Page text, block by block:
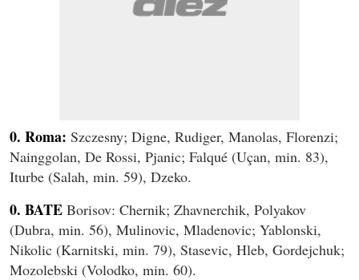
0. Roma: Szczesny; Digne, Rudiger, Manolas, Florenzi;
Nainggolan, De Rossi, Pjanic; Falqué (Uçan, min. 83),
Iturbe (Salah, min. 59), Dzeko.
0. BATE Borisov: Chernik; Zhavnerchik, Polyakov
(Dubra, min. 56), Mulinovic, Mladenovic; Yablonski,
Nikolic (Karnitski, min. 79), Stasevic, Hleb, Gordejchuk;
Mozolebski (Volodko, min. 60).